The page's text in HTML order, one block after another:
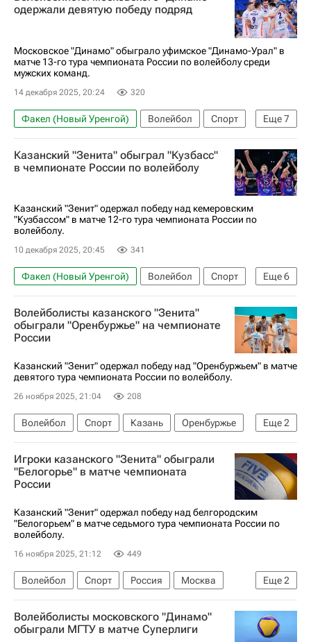
Спорт
одержали девятую победу подряд
Московское "Динамо" обыграло уфимское "Динамо-Урал" в
матче 13-го тура чемпионата России по волейболу среди
мужских команд.
14 декабря 2025, 20:24 320
Еще7
Факел (Новый Уренгой) Волейбол
Спорт
Москва
Россия
Новый Уренгой
Суперлига (чемпионат России по волейболу среди женщин)
Динамо-ЛО (Ленинградская обл.)
Зенит (Санкт-Петербург)
Казанский "Зенита" обыграл "Кузбасс"
в чемпионате России по волейболу
Казанский "Зенит" одержал победу над кемеровским
"Кузбассом" в матче 12-го тура чемпионата России по
волейболу.
10 декабря 2025, 20:45 341
Еще6
Факел (Новый Уренгой) Волейбол
Спорт
Новый Уренгой
Новокуйбышевск
Новосибирск
Зенит (Санкт-Петербург)
Локомотив (Калининград)
Суперлига (чемпионат России по волейболу среди женщин)
Волейболисты казанского "Зенита"
обыграли "Оренбуржье" на чемпионате
России
Казанский "Зенит" одержал победу над "Оренбуржьем" в матче
девятого тура чемпионата России по волейболу.
26 ноября 2025, 21:04 208
Еще2
Волейбол Спорт Казань
Оренбуржье
Зенит (Санкт-Петербург)
Игроки казанского "Зенита" обыграли
"Белогорье" в матче чемпионата
России
Казанский "Зенит" одержал победу над белгородским
"Белогорьем" в матче седьмого тура чемпионата России по
волейболу.
16 ноября 2025, 21:12 449
Еще2
Волейбол Спорт Россия
Москва
Тула
Волейболисты московского "Динамо"
обыграли МГТУ в матче Суперлиги